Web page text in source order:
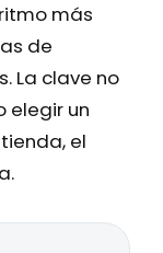
más
de
La clave no
elegir un
el